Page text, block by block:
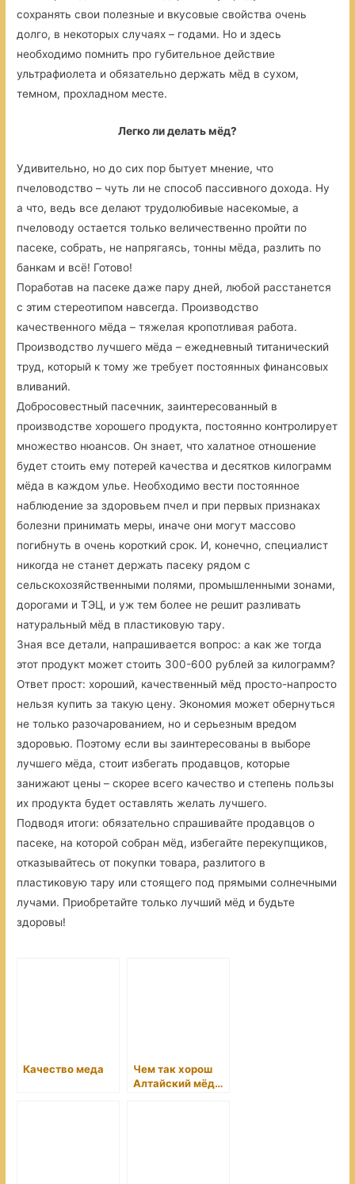
сохранять свои полезные и вкусовые свойства очень
долго, в некоторых случаях – годами. Но и здесь
необходимо помнить про губительное действие
ультрафиолета и обязательно держать мёд в сухом,
темном, прохладном месте.
Легко ли делать мёд?
Удивительно, но до сих пор бытует мнение, что
пчеловодство – чуть ли не способ пассивного дохода. Ну
а что, ведь все делают трудолюбивые насекомые, а
пчеловоду остается только величественно пройти по
пасеке, собрать, не напрягаясь, тонны мёда, разлить по
банкам и всё! Готово!
Поработав на пасеке даже пару дней, любой расстанется
с этим стереотипом навсегда. Производство
качественного мёда – тяжелая кропотливая работа.
Производство лучшего мёда – ежедневный титанический
труд, который к тому же требует постоянных финансовых
вливаний.
Добросовестный пасечник, заинтересованный в
производстве хорошего продукта, постоянно контролирует
множество нюансов. Он знает, что халатное отношение
будет стоить ему потерей качества и десятков килограмм
мёда в каждом улье. Необходимо вести постоянное
наблюдение за здоровьем пчел и при первых признаках
болезни принимать меры, иначе они могут массово
погибнуть в очень короткий срок. И, конечно, специалист
никогда не станет держать пасеку рядом с
сельскохозяйственными полями, промышленными зонами,
дорогами и ТЭЦ, и уж тем более не решит разливать
натуральный мёд в пластиковую тару.
Зная все детали, напрашивается вопрос: а как же тогда
этот продукт может стоить 300-600 рублей за килограмм?
Ответ прост: хороший, качественный мёд просто-напросто
нельзя купить за такую цену. Экономия может обернуться
не только разочарованием, но и серьезным вредом
здоровью. Поэтому если вы заинтересованы в выборе
лучшего мёда, стоит избегать продавцов, которые
занижают цены – скорее всего качество и степень пользы
их продукта будет оставлять желать лучшего.
Подводя итоги: обязательно спрашивайте продавцов о
пасеке, на которой собран мёд, избегайте перекупщиков,
отказывайтесь от покупки товара, разлитого в
пластиковую тару или стоящего под прямыми солнечными
лучами. Приобретайте только лучший мёд и будьте
здоровы!
Качество меда
Чем так хорош
Алтайский мёд…